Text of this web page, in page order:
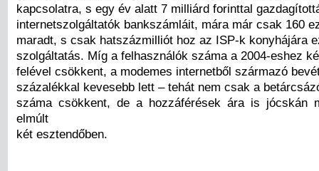
kapcsolatra, s egy év alatt 7 milliárd forinttal
internetszolgáltatók bankszámláit, mára már csak 160
maradt, s csak hatszázmilliót hoz az ISP-k konyhájára
szolgáltatás. Míg a felhasználók száma a 2004-eshez
felével csökkent, a modemes internetből származó
százalékkal kevesebb lett – tehát nem csak a
száma csökkent, de a hozzáférések ára is jócskán
elmúlt
két esztendőben.